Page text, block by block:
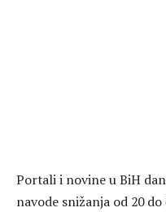
Portali i novine u BiH
navode snižanja od 20